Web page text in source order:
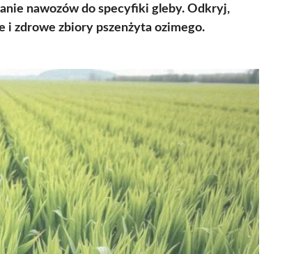
nawozów do specyfiki gleby. Odkryj,
i zdrowe zbiory pszenżyta ozimego.